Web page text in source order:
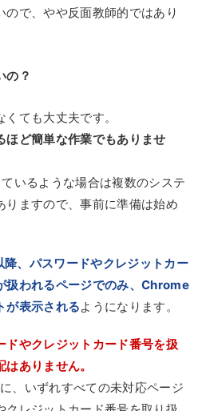
ので、やや反面教師的ではあり
の？
ても大丈夫です。
ほど簡単な作業でもありませ
いるような場合は複数のシステ
りますので、事前に準備は始め
降、パスワードやクレジットカー
扱われるページでのみ、Chrome
が表示されるようになります。
ドやクレジットカード番号を扱
ありません。
、いずれすべての未対応ページ